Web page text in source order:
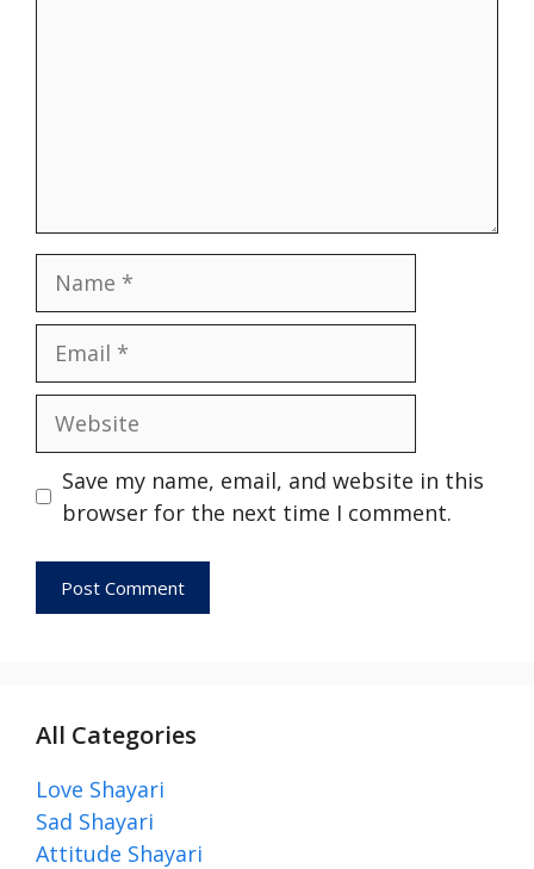
Save my name, email, and website in this
browser for the next time I comment.
All Categories
Love Shayari
Sad Shayari
Attitude Shayari